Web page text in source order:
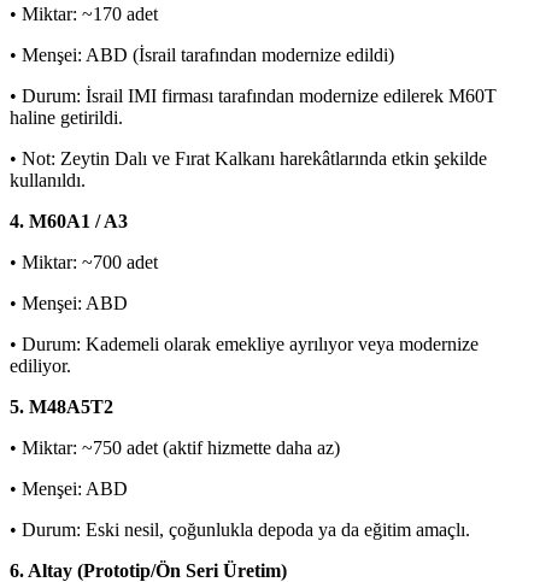
• Miktar: ~170 adet
• Menşei: ABD (İsrail tarafından modernize edildi)
• Durum: İsrail IMI firması tarafından modernize edilerek M60T
haline getirildi.
• Not: Zeytin Dalı ve Fırat Kalkanı harekâtlarında etkin şekilde
kullanıldı.
4. M60A1 / A3
• Miktar: ~700 adet
• Menşei: ABD
• Durum: Kademeli olarak emekliye ayrılıyor veya modernize
ediliyor.
5. M48A5T2
• Miktar: ~750 adet (aktif hizmette daha az)
• Menşei: ABD
• Durum: Eski nesil, çoğunlukla depoda ya da eğitim amaçlı.
6. Altay (Prototip/Ön Seri Üretim)